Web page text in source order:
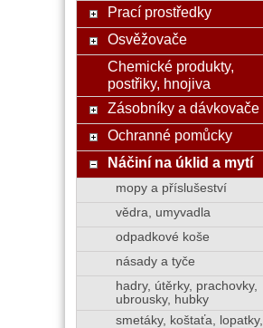
Prací prostředky
Osvěžovače
Chemické produkty,
postřiky, hnojiva
Zásobníky a dávkovače
Ochranné pomůcky
Náčiní na úklid a mytí
mopy a příslušeství
vědra, umyvadla
odpadkové koše
násady a tyče
hadry, útěrky, prachovky,
ubrousky, hubky
smetáky, koštaťa, lopatky,